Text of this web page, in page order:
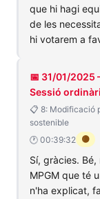
que hi hagi
de les
hi votarem a
📅 31/01/
Sessió
📋 8: Modificació
sostenible
🕐 00:39:32 🟡
Sí, gràcies.
MPGM que té
n'ha explicat,